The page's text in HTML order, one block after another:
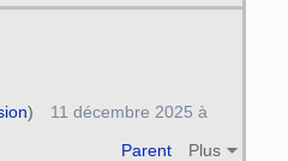
Parent Plus
)
11 décembre 2025 à